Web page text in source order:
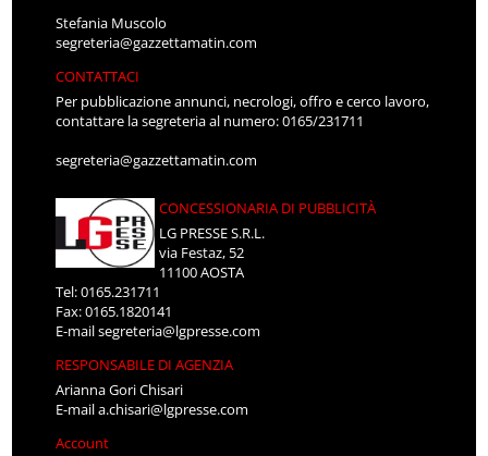
Stefania Muscolo
segreteria@gazzettamatin.com
CONTATTACI
Per pubblicazione annunci, necrologi, offro e cerco lavoro,
contattare la segreteria al numero: 0165/231711
segreteria@gazzettamatin.com
CONCESSIONARIA DI PUBBLICITÀ
LG PRESSE S.R.L.
via Festaz, 52
11100 AOSTA
Tel: 0165.231711
Fax: 0165.1820141
E-mailsegreteria@lgpresse.com
RESPONSABILE DI AGENZIA
Arianna Gori Chisari
E-maila.chisari@lgpresse.com
Account